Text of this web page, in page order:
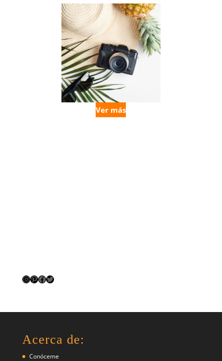
Ver más
Instagram
Pinterest
Facebook
Twitter
Acerca de:
Conóceme